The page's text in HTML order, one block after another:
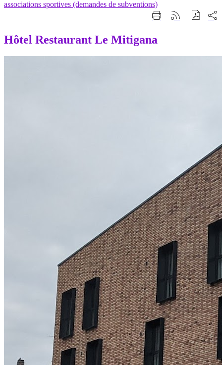
associations sportives (demandes de subventions)
ImprimerGénérer
sur
Hôtel Restaurant Le Mitigana